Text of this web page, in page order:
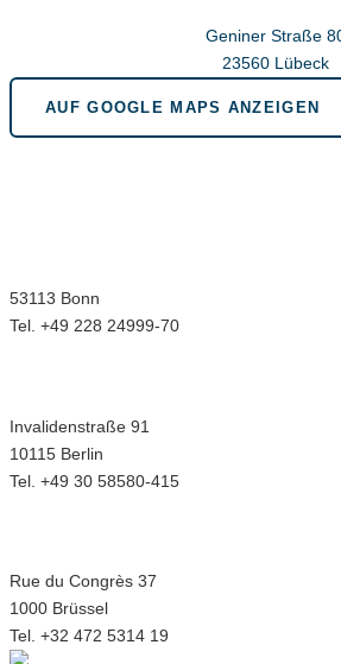
Geniner Straße
23560 Lübeck
AUF GOOGLE MAPS ANZEIGEN
53113 Bonn
Tel. +49 228 24999-70
Invalidenstraße 91
10115 Berlin
Tel. +49 30 58580-415
Rue du Congrès 37
1000 Brüssel
Tel. +32 472 5314 19